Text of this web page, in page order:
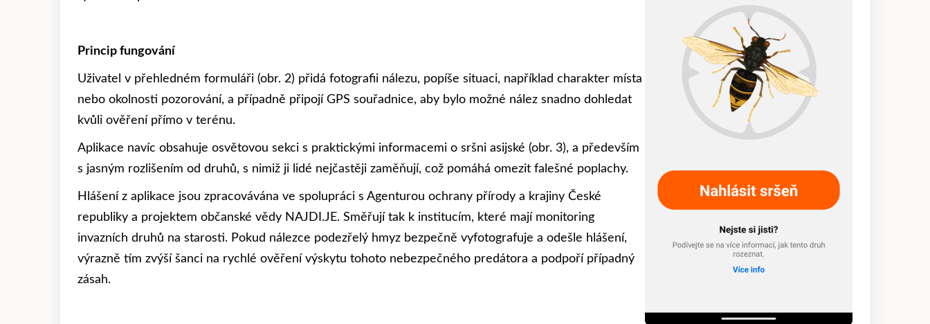
Princip fungování
Uživatel v přehledném formuláři (obr. 2) přidá fotografii nálezu, popíše situaci, například charakter místa
nebo okolnosti pozorování, a případně připojí GPS souřadnice, aby bylo možné nález snadno dohledat
kvůli ověření přímo v terénu.
Aplikace navíc obsahuje osvětovou sekci s praktickými informacemi o sršni asijské (obr. 3), a především
s jasným rozlišením od druhů, s nimiž ji lidé nejčastěji zaměňují, což pomáhá omezit falešné poplachy.
Hlášení z aplikace jsou zpracovávána ve spolupráci s Agenturou ochrany přírody a krajiny České
republiky a projektem občanské vědy NAJDI.JE. Směřují tak k institucím, které mají monitoring
invazních druhů na starosti. Pokud nálezce podezřelý hmyz bezpečně vyfotografuje a odešle hlášení,
výrazně tím zvýší šanci na rychlé ověření výskytu tohoto nebezpečného predátora a podpoří případný
zásah.